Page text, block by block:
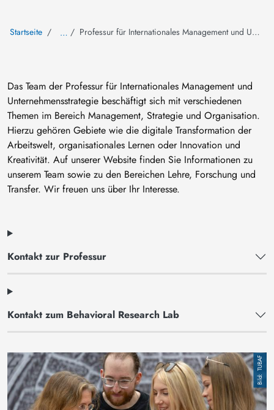
Startseite … Professur für Internationales Management und Unternehmensstrategie
Das Team der Professur für Internationales Management und
Unternehmensstrategie beschäftigt sich mit verschiedenen
Themen im Bereich Management, Strategie und Organisation.
Hierzu gehören Gebiete wie die digitale Transformation der
Arbeitswelt, organisationales Lernen oder Innovation und
Kreativität. Auf unserer Website finden Sie Informationen zu
unserem Team sowie zu den Bereichen Lehre, Forschung und
Transfer. Wir freuen uns über Ihr Interesse.
Kontakt zur Professur
Kontakt zum Behavioral Research Lab
Bild TUBAF